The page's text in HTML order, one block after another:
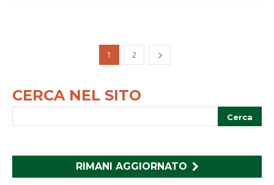
1 2
CERCA NEL SITO
RIMANI AGGIORNATO